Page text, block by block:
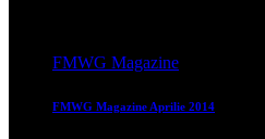
FMWG Magazine
FMWG Magazine Aprilie 2014